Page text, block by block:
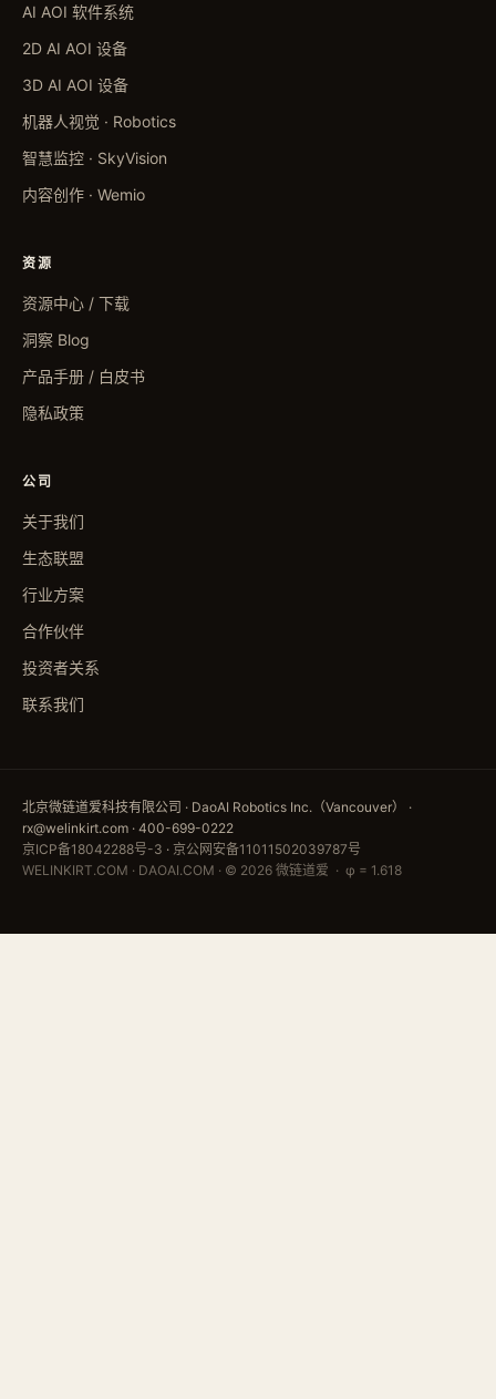
AI AOI 软件系统
2D AI AOI 设备
3D AI AOI 设备
机器人视觉 · Robotics
智慧监控 · SkyVision
内容创作 · Wemio
资源
资源中心 / 下载
洞察 Blog
产品手册 / 白皮书
隐私政策
公司
关于我们
生态联盟
行业方案
合作伙伴
投资者关系
联系我们
北京微链道爱科技有限公司 · DaoAI Robotics Inc.（Vancouver） ·
rx@welinkirt.com · 400-699-0222
京ICP备18042288号-3 · 京公网安备11011502039787号
WELINKIRT.COM · DAOAI.COM · © 2026 微链道爱 · φ = 1.618